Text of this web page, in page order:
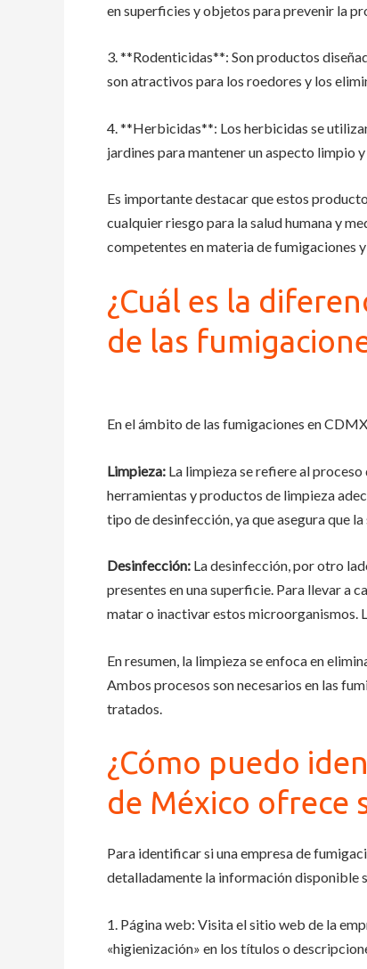
en superficies y objetos para prevenir la
3. **Rodenticidas**: Son productos
son atractivos para los roedores y los
4. **Herbicidas**: Los herbicidas se
jardines para mantener un aspecto limpio y
Es importante destacar que estos
cualquier riesgo para la salud humana y
competentes en materia de fumigaciones
¿Cuál es la
de las
En el ámbito de las fumigaciones en
Limpieza: La limpieza se refiere al
herramientas y productos de limpieza
tipo de desinfección, ya que asegura que
Desinfección: La desinfección, por otro
presentes en una superficie. Para llevar a
matar o inactivar estos microorganismos.
En resumen, la limpieza se enfoca en
Ambos procesos son necesarios en las
tratados.
¿Cómo puedo
de México ofrece
Para identificar si una empresa de
detalladamente la información disponible
1. Página web: Visita el sitio web de la
«higienización» en los títulos o